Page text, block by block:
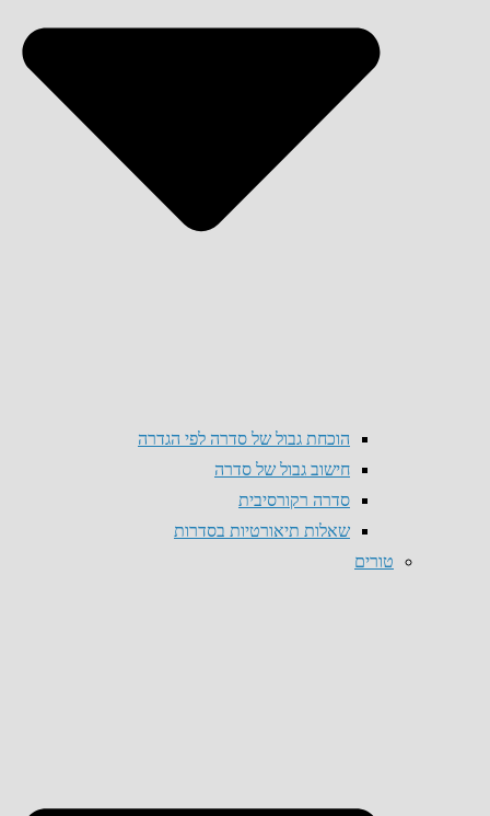
הוכחת גבול של סדרה לפי הגדרה
חישוב גבול של סדרה
סדרה רקורסיבית
שאלות תיאורטיות בסדרות
טורים